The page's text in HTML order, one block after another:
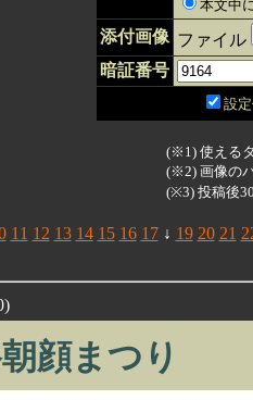
本文中
添付画像 ファイル
暗証番号
設
(※1) 使える
(※2) 画像の
(※3) 投稿後
11 12 13 14 15 16 17 ↓ 19 20 21
顔まつり